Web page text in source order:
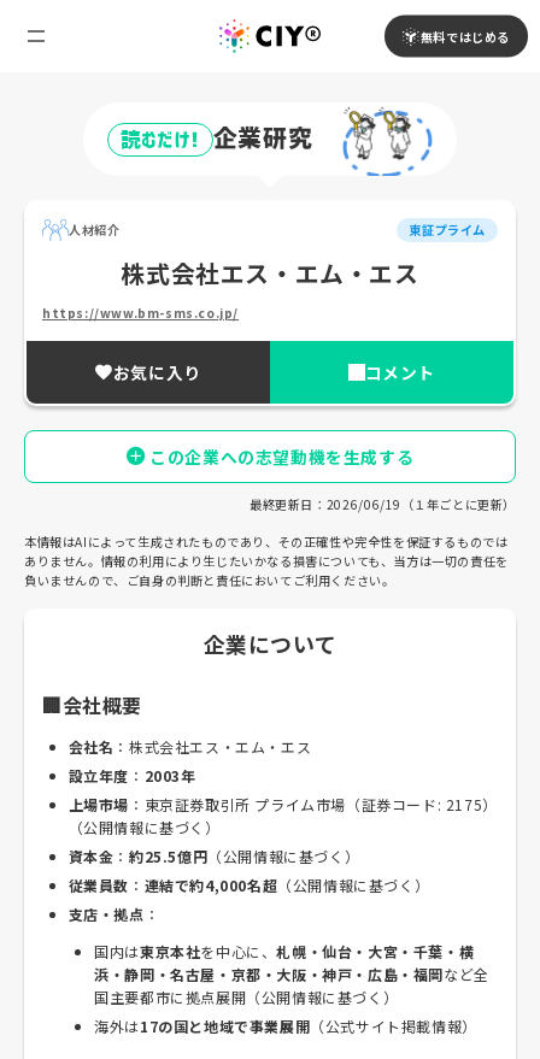
無料ではじめる
読むだけ! 企業研究
人材紹介 東証プライム
株式会社エス・エム・エス
https://www.bm-sms.co.jp/
お気に入り コメント
この企業への志望動機を生成する
最終更新日：2026/06/19（１年ごとに更新）
本情報はAIによって生成されたものであり、その正確性や完全性を保証するものでは
ありません。情報の利用により生じたいかなる損害についても、当方は一切の責任を
負いませんので、ご自身の判断と責任においてご利用ください。
企業について
🏢会社概要
会社名 ：株式会社エス・エム・エス
設立年度 ： 2003年
上場市場 ：東京証券取引所 プライム市場（証券コード: 2175）
（公開情報に基づく）
資本金 ：約25.5億円 （公開情報に基づく）
従業員数 ： 連結で約4,000名超 （公開情報に基づく）
支店・拠点 ：
国内は東京本社を中心に、札幌・仙台・大宮・千葉・横
浜・静岡・名古屋・京都・大阪・神戸・広島・福岡など全
国主要都市に拠点展開（公開情報に基づく）
海外は17の国と地域で事業展開 （公式サイト掲載情報）